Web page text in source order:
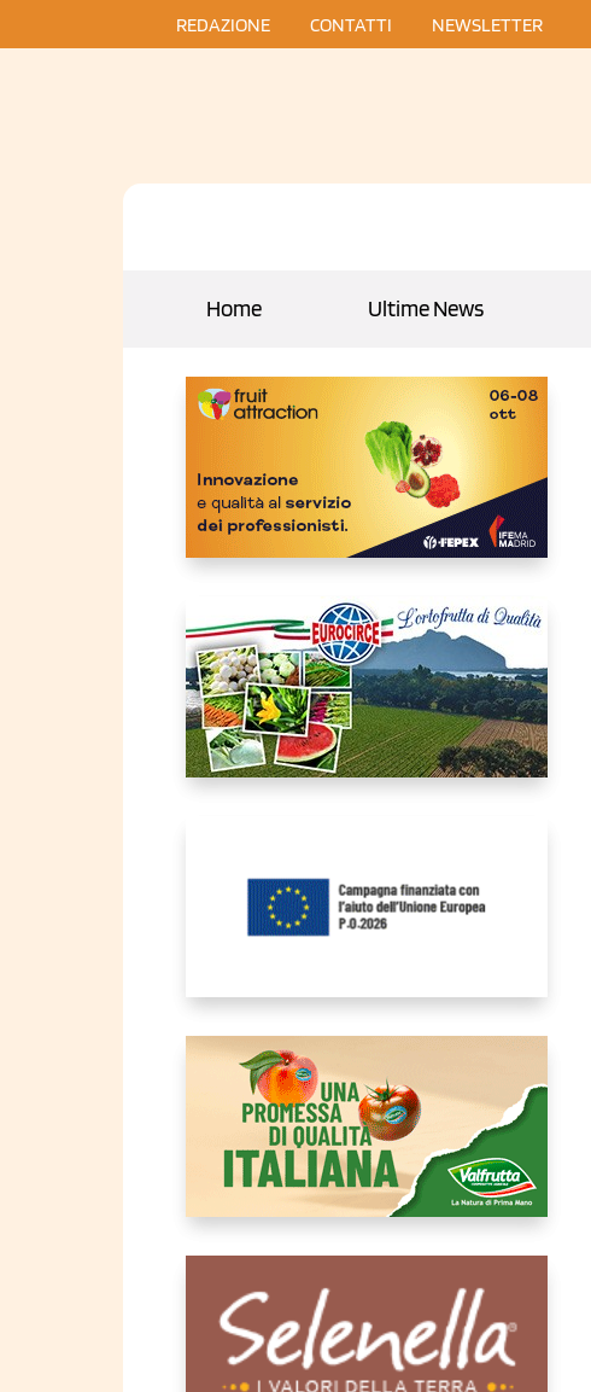
REDAZIONE CONTATTI NEWSLETTER
Home Ultime News